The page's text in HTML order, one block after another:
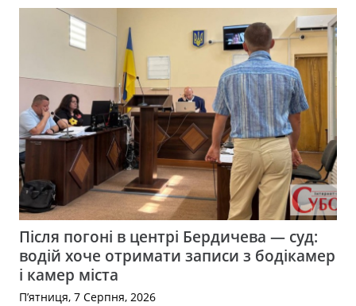
Після погоні в центрі Бердичева — суд:
водій хоче отримати записи з бодікамер
і камер міста
П’ятниця, 7 Серпня, 2026